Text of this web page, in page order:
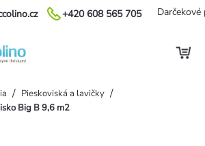
+420 608 565 705 Darčekové
/ Pieskoviská a lavičky /
Big B 9,6 m2